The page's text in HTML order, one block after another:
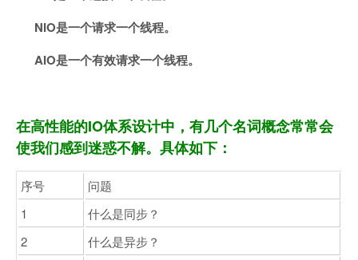
NIO是一个请求一个线程。
AIO是一个有效请求一个线程。
在高性能的IO体系设计中，有几个名词概念常常会
使我们感到迷惑不解。具体如下：
序号
问题
1
什么是同步？
2
什么是异步？